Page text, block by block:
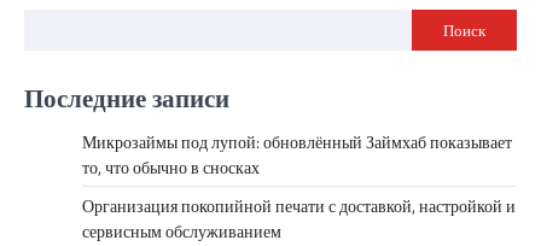
Поиск
Последние записи
Микрозаймы под лупой: обновлённый Займхаб показывает
то, что обычно в сносках
Организация покопийной печати с доставкой, настройкой и
сервисным обслуживанием